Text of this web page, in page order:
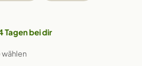
Tagen bei dir
wählen